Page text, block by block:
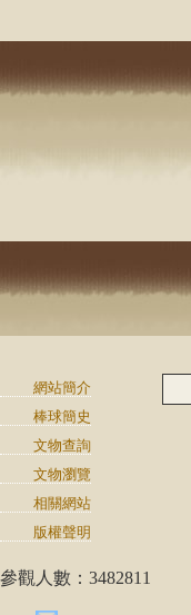
網站簡介
棒球簡史
文物查詢
文物瀏覽
相關網站
版權聲明
參觀人數：3482811